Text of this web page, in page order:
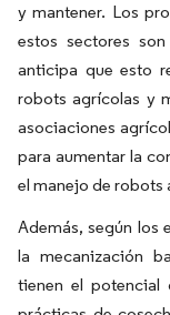
y mantener. Los
estos sectores
anticipa que esto
robots agrícolas y
asociaciones
para aumentar la
el manejo de robots
Además, según los
la mecanización
tienen el potencial